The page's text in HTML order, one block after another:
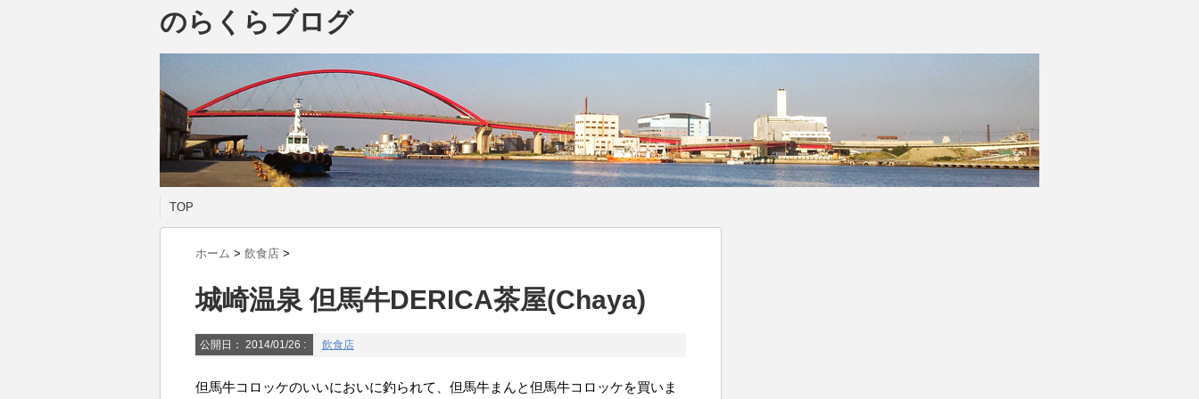
のらくらブログ
TOP
ホーム > 飲食店 >
城崎温泉 但馬牛DERICA茶屋(Chaya)
公開日： 2014/01/26 : 飲食店
但馬牛コロッケのいいにおいに釣られて、但馬牛まんと但馬牛コロッケを買いま